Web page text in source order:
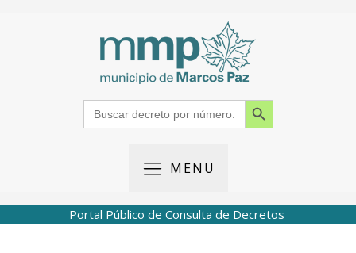
Search
for:
Search Button
MENU
Portal Público de Consulta de Decretos